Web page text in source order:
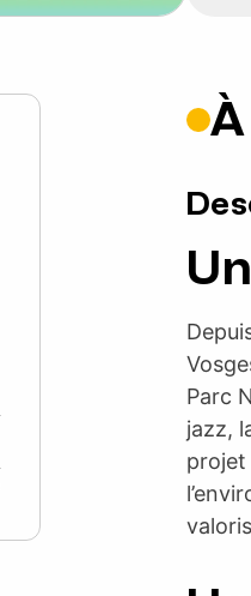
Parc
jazz,
projet